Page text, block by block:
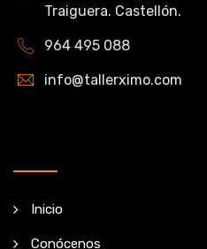
Traiguera. Castellón.
964 495 088
info@tallerximo.com
Inicio
Conócenos